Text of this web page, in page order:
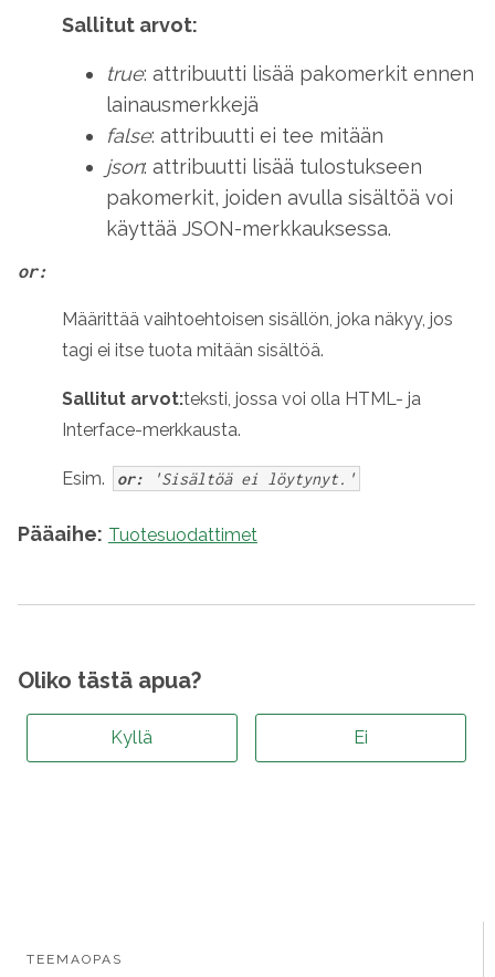
TEEMAOPAS
Sallitut arvot:
true: attribuutti lisää pakomerkit ennen
lainausmerkkejä
false: attribuutti ei tee mitään
json: attribuutti lisää tulostukseen
pakomerkit, joiden avulla sisältöä voi
käyttää JSON-merkkauksessa.
or:
Määrittää vaihtoehtoisen sisällön, joka näkyy, jos
tagi ei itse tuota mitään sisältöä.
Sallitut arvot:teksti, jossa voi olla HTML- ja
Interface-merkkausta.
Esim. or: 'Sisältöä ei löytynyt.'
Pääaihe: Tuotesuodattimet
Oliko tästä apua?
Kyllä Ei